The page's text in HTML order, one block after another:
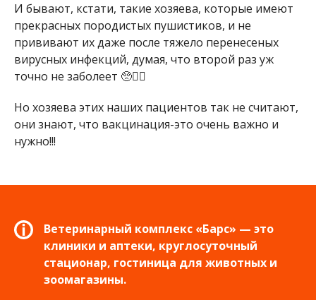
И бывают, кстати, такие хозяева, которые имеют
прекрасных породистых пушистиков, и не
прививают их даже после тяжело перенесеных
вирусных инфекций, думая, что второй раз уж
точно не заболеет 🥺🤦‍♀
Но хозяева этих наших пациентов так не считают,
они знают, что вакцинация-это очень важно и
нужно!!!
Ветеринарный комплекс «Барс» — это
клиники и аптеки, круглосуточный
стационар, гостиница для животных и
зоомагазины.